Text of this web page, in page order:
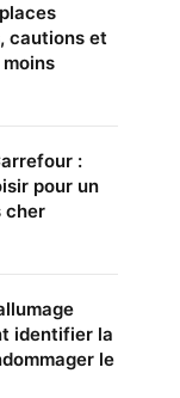
cautions et
:
pour un
cher
identifier la
le